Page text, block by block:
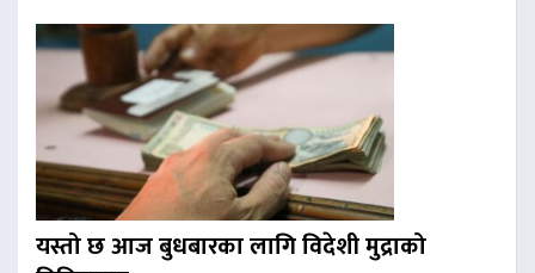
यस्तो छ आज बुधबारका लागि विदेशी मुद्राको